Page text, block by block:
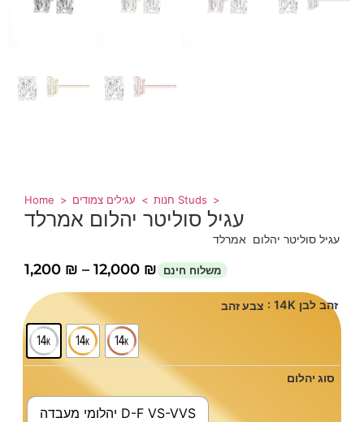
Home חנות עגילים צמודים Studs
עגיל סוליטר יהלום אמרלד
עגיל סוליטר יהלום אמרלד
1,200 ₪ – 12,000 ₪
צבע זהב : 14K זהב לבן
סוג יהלום
יהלומי מעבדה D-F VS-VVS